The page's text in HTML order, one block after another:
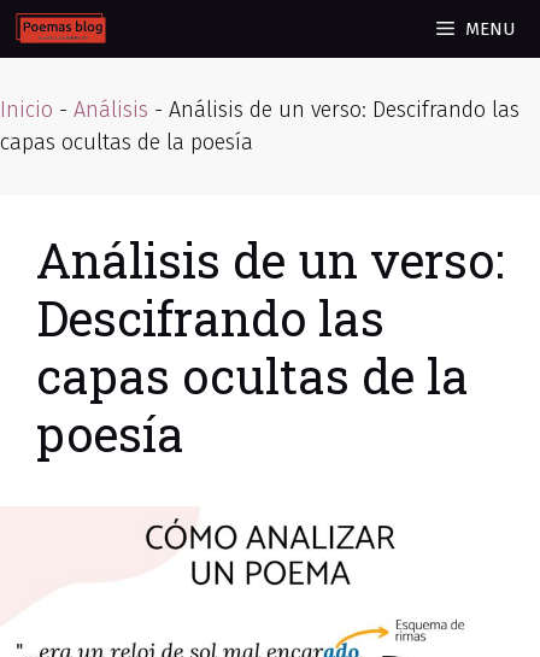
Skip
to
MENU
Inicio - Análisis - Análisis de un verso: Descifrando las
capas ocultas de la poesía
Análisis de un verso:
Descifrando las
capas ocultas de la
poesía